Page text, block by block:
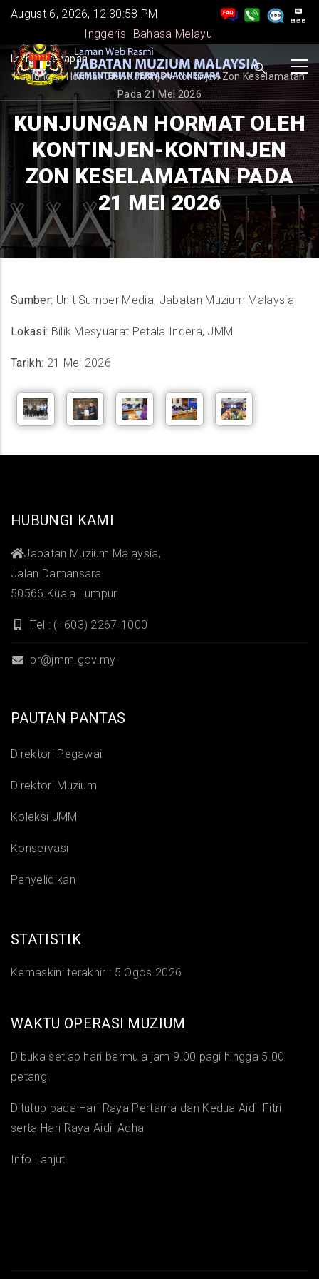
Skip
main
content
August 6, 2026, 12:30:59 PM
Inggeris
Bahasa Melayu
BREADCRUMB
Laman Hadapan -
Kunjungan Hormat Oleh Kontinjen-Kontinjen Zon Keselamatan
Pada 21 Mei 2026
KUNJUNGAN HORMAT OLEH
KONTINJEN-KONTINJEN
ZON KESELAMATAN PADA
21 MEI 2026
Sumber: Unit Sumber Media, Jabatan Muzium Malaysia
Lokasi: Bilik Mesyuarat Petala Indera, JMM
Tarikh: 21 Mei 2026
HUBUNGI KAMI
Jabatan Muzium Malaysia,
Jalan Damansara
50566 Kuala Lumpur
Tel : (+603) 2267-1000
pr@jmm.gov.my
PAUTAN PANTAS
Direktori Pegawai
Direktori Muzium
Koleksi JMM
Konservasi
Penyelidikan
STATISTIK
Kemaskini terakhir : 5 Ogos 2026
WAKTU OPERASI MUZIUM
Dibuka setiap hari bermula jam 9.00 pagi hingga 5.00
petang
Ditutup pada Hari Raya Pertama dan Kedua Aidil Fitri
serta Hari Raya Aidil Adha
Info Lanjut